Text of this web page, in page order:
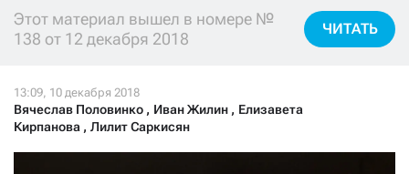
Этот материал вышел в номере №
138 от 12 декабря 2018
ЧИТАТЬ
Вячеслав Половинко , Иван Жилин , Елизавета
Кирпанова , Лилит Саркисян
500
Нажимая кнопку «Стать соучастником»,
я принимаю условия и подтверждаю свое гражданство РФ